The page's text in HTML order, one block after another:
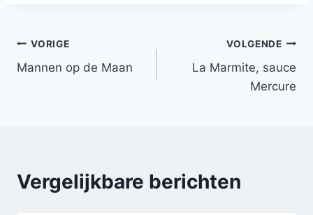
Bericht
navigatie
VORIGE
Mannen op de Maan
VOLGENDE
La Marmite, sauce
Mercure
Vergelijkbare berichten